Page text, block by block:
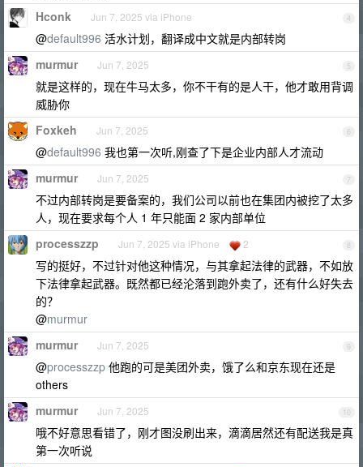
4
Hconk Jun 7, 2025 via iPhone
@default996 活水计划，翻译成中文就是内部转岗
5
murmur Jun 7, 2025
就是这样的，现在牛马太多，你不干有的是人干，他才敢用背调
威胁你
6
Foxkeh Jun 7, 2025
@default996 我也第一次听,刚查了下是企业内部人才流动
7
murmur Jun 7, 2025
不过内部转岗是要备案的，我们公司以前也在集团内被挖了太多
人，现在要求每个人 1 年只能面 2 家内部单位
8
processzzp Jun 7, 2025 via iPhone 2
写的挺好，不过针对他这种情况，与其拿起法律的武器，不如放
下法律拿起武器。既然都已经沦落到跑外卖了，还有什么好失去
的？
@murmur
9
murmur Jun 7, 2025
@processzzp 他跑的可是美团外卖，饿了么和京东现在还是
others
10
murmur Jun 7, 2025
哦不好意思看错了，刚才图没刷出来，滴滴居然还有配送我是真
第一次听说